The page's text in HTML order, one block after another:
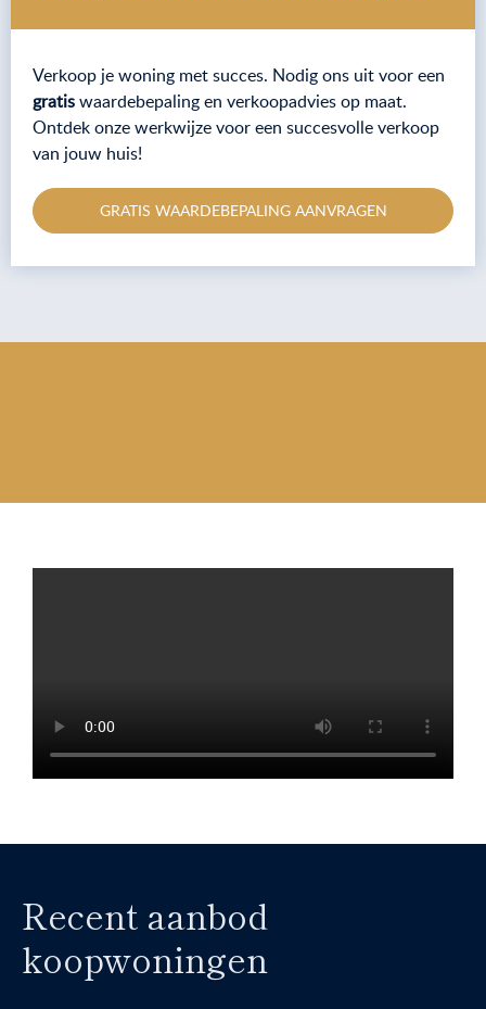
Verkoop je woning met succes. Nodig ons uit voor een
gratiswaardebepaling en verkoopadvies op maat.
Ontdek onze werkwijze voor een succesvolle verkoop
van jouw huis!
GRATIS WAARDEBEPALING AANVRAGEN
Recent aanbod
koopwoningen